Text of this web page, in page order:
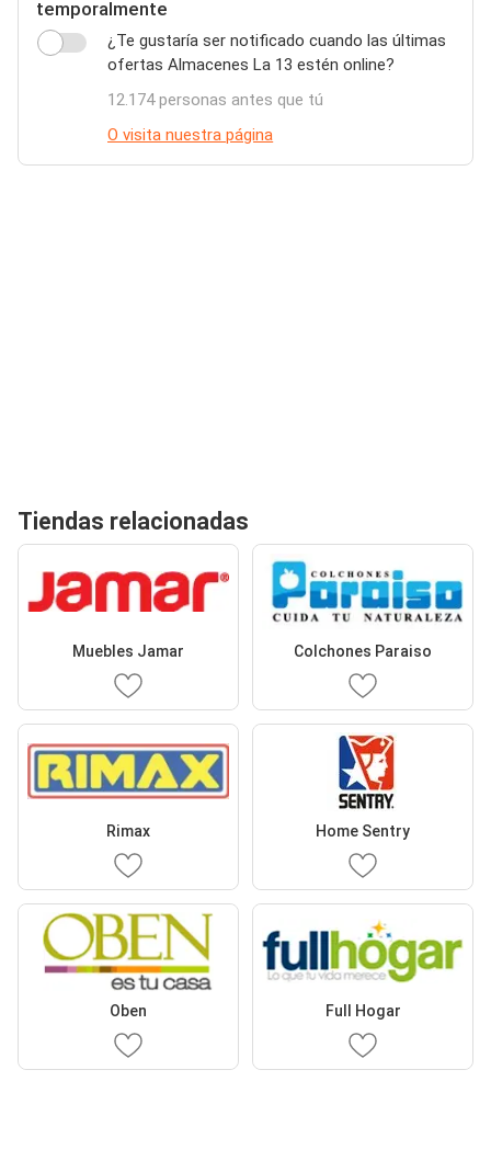
temporalmente
¿Te gustaría ser notificado cuando las últimas
ofertas Almacenes La 13 estén online?
12.174 personas antes que tú
O visita nuestra página
Tiendas relacionadas
Muebles Jamar Colchones Paraiso
Rimax Home Sentry
Oben Full Hogar